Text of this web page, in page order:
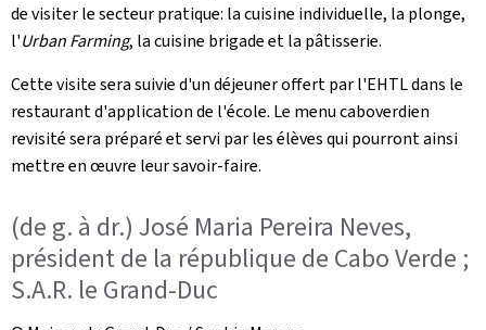
de visiter le secteur pratique: la cuisine individuelle, la plonge,
l'Urban Farming, la cuisine brigade et la pâtisserie.
Cette visite sera suivie d'un déjeuner offert par l'EHTL dans le
restaurant d'application de l'école. Le menu caboverdien
revisité sera préparé et servi par les élèves qui pourront ainsi
mettre en œuvre leur savoir-faire.
(de g. à dr.) José Maria Pereira Neves,
président de la république de Cabo Verde ;
S.A.R. le Grand-Duc